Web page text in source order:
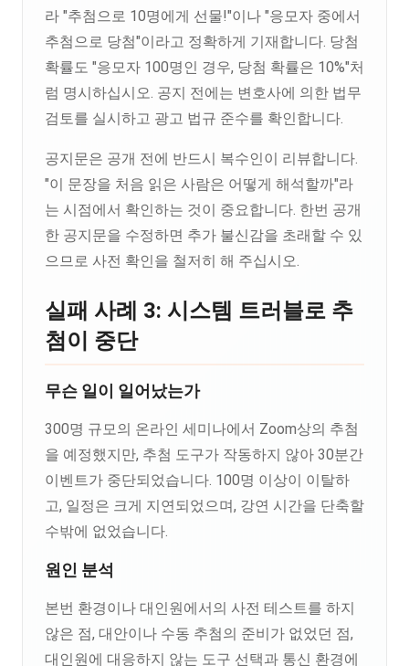
라 "추첨으로 10명에게 선물!"이나 "응모자 중에서
추첨으로 당첨"이라고 정확하게 기재합니다. 당첨
확률도 "응모자 100명인 경우, 당첨 확률은 10%"처
럼 명시하십시오. 공지 전에는 변호사에 의한 법무
검토를 실시하고 광고 법규 준수를 확인합니다.
공지문은 공개 전에 반드시 복수인이 리뷰합니다.
"이 문장을 처음 읽은 사람은 어떻게 해석할까"라
는 시점에서 확인하는 것이 중요합니다. 한번 공개
한 공지문을 수정하면 추가 불신감을 초래할 수 있
으므로 사전 확인을 철저히 해 주십시오.
실패 사례 3: 시스템 트러블로 추
첨이 중단
무슨 일이 일어났는가
300명 규모의 온라인 세미나에서 Zoom상의 추첨
을 예정했지만, 추첨 도구가 작동하지 않아 30분간
이벤트가 중단되었습니다. 100명 이상이 이탈하
고, 일정은 크게 지연되었으며, 강연 시간을 단축할
수밖에 없었습니다.
원인 분석
본번 환경이나 대인원에서의 사전 테스트를 하지
않은 점, 대안이나 수동 추첨의 준비가 없었던 점,
대인원에 대응하지 않는 도구 선택과 통신 환경에